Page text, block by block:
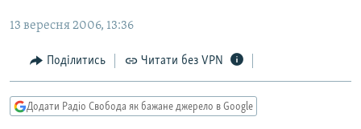
основної
навігації
Перейти
до
пошуку
ЕКОНОМІКА
СУСПІЛЬСТВО
РОСІЙСЬКА «ФІЛЬТРАЦІЯ»
ДОНБАС.РЕАЛІЇ
ТИ ЯК?
13 вересня 2006, 13:36
Поділитись Читати без VPN
Додати Радіо Свобода як бажане джерело в Google